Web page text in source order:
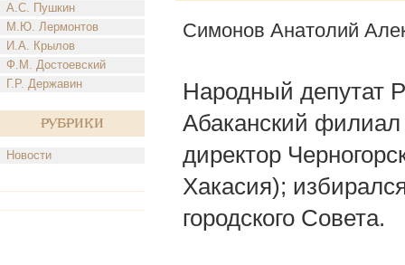
А.С. Пушкин
М.Ю. Лермонтов
И.А. Крылов
Ф.М. Достоевский
Г.Р. Державин
Рубрики
Новости
Симонов Анатолий
Народный депутат
Абаканский филиал
директор
Хакасия);
городского Совета.